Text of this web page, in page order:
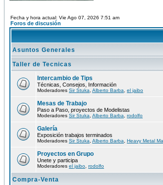
Fecha y hora actual: Vie Ago 07, 2026 7:51 am
Foros de discusión
Asuntos Generales
Taller de Tecnicas
Intercambio de Tips
Técnicas, Consejos, Información
Moderadores Sir Stuka Alberto Barba el jaibo
Mesas de Trabajo
Paso a Paso, proyectos de Modelistas
Moderadores Sir Stuka Alberto Barba rodolfo
Galería
Exposición trabajos terminados
Moderadores Sir Stuka Alberto Barba Heavy Metal
Proyectos en Grupo
Unete y participa
Moderadores el jaibo rodolfo
Compra-Venta